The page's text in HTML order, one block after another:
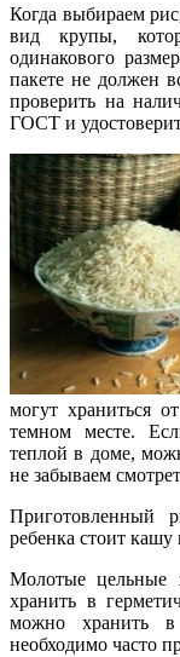
Когда выбираем
вид крупы,
одинакового
пакете не должен
проверить на
ГОСТ и
могут храниться
темном месте.
теплой в доме,
не забываем
Приготовленный
ребенка стоит
Молотые цельные
хранить в
можно хранить в
необходимо часто